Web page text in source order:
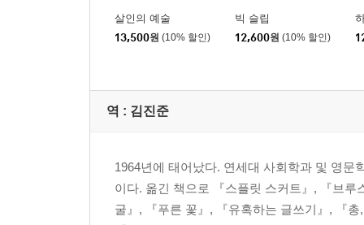
살인의 예술
13,500원 (10% 할인)
빅 슬립
12,600원 (10% 할인)
역 : 김진준
1964년에 태어났다. 연세대 사회학과 및 영
이다. 옮긴 책으로 『스플릿 스커트』, 『브
굴』, 『푸른 꽃』, 『유혹하는 글쓰기』, 『